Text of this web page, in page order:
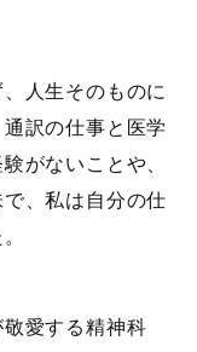
人生そのものに
訳の仕事と医学
がないことや、
、私は自分の仕
愛する精神科